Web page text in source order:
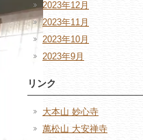
2023年12月
2023年11月
2023年10月
2023年9月
リンク
大本山 妙心寺
萬松山 大安禅寺